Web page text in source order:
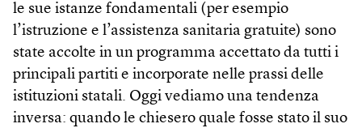
le sue istanze fondamentali (per esempio
l’istruzione e l’assistenza sanitaria gratuite) sono
state accolte in un programma accettato da tutti i
principali partiti e incorporate nelle prassi delle
istituzioni statali. Oggi vediamo una tendenza
inversa: quando le chiesero quale fosse stato il suo